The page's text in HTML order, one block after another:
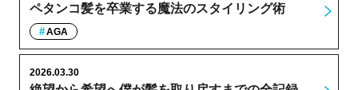
ペタンコ髪を卒業する魔法のスタイリング術
AGA
2026.03.30